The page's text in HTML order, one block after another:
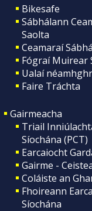
Bikesafe
Sábhálann
Saolta
Ceamaraí
Fógraí Muirear
Ualaí
Faire Tráchta
Gairmeacha
Triail
Síochána (PCT)
Earcaiocht
Gairme -
Coláiste an
Fhoireann
Síochána